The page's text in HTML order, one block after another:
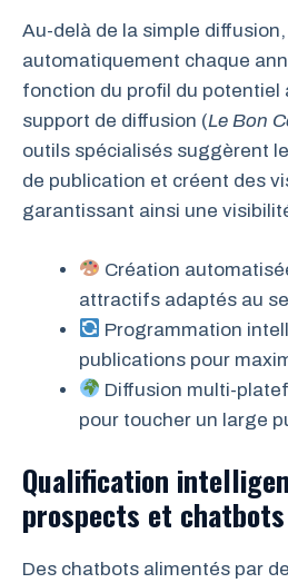
Au-delà de la simple diffusion,
automatiquement chaque
fonction du profil du potentiel
support de diffusion (Le Bon
outils spécialisés suggèrent
de publication et créent des
garantissant ainsi une
Création
attractifs adaptés au
Programmation
publications pour
Diffusion multi-
pour toucher un large
Qualification
prospects et
Des chatbots alimentés par